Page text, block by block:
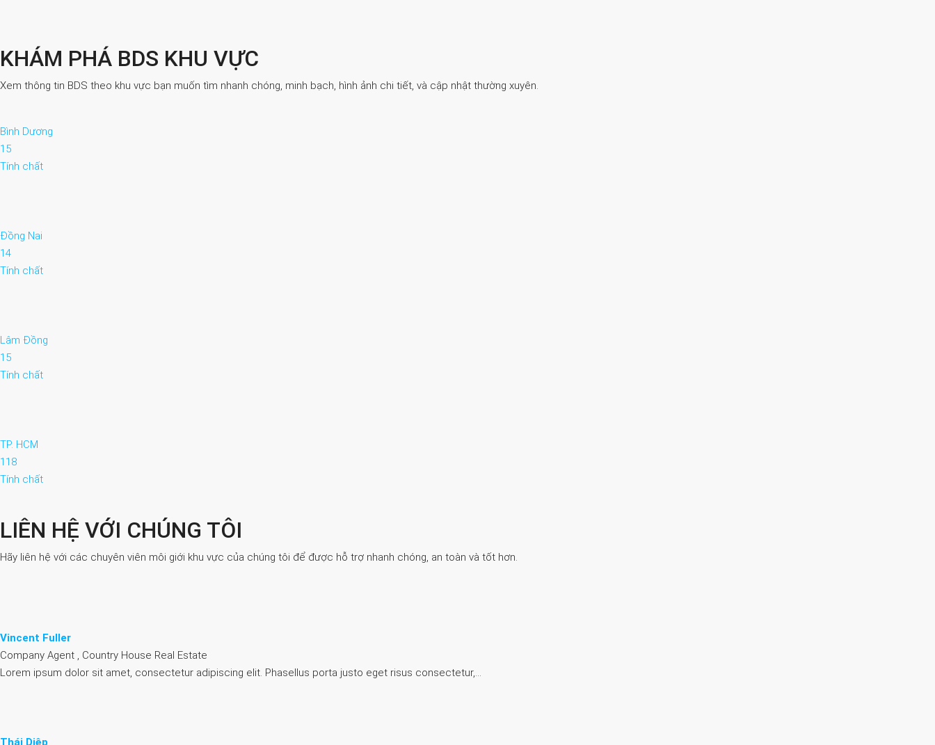
KHÁM PHÁ BDS KHU VỰC
Xem thông tin BDS theo khu vực bạn muốn tìm nhanh chóng, minh bạch, hình ảnh chi tiết, và cập nhật thường xuyên.
Bình Dương
15
Tính chất
Đồng Nai
14
Tính chất
Lâm Đồng
15
Tính chất
TP. HCM
118
Tính chất
LIÊN HỆ VỚI CHÚNG TÔI
Hãy liên hệ với các chuyên viên môi giới khu vực của chúng tôi để được hỗ trợ nhanh chóng, an toàn và tốt hơn.
Vincent Fuller
Company Agent , Country House Real Estate
Lorem ipsum dolor sit amet, consectetur adipiscing elit. Phasellus porta justo eget risus consectetur,…
Thái Diệp